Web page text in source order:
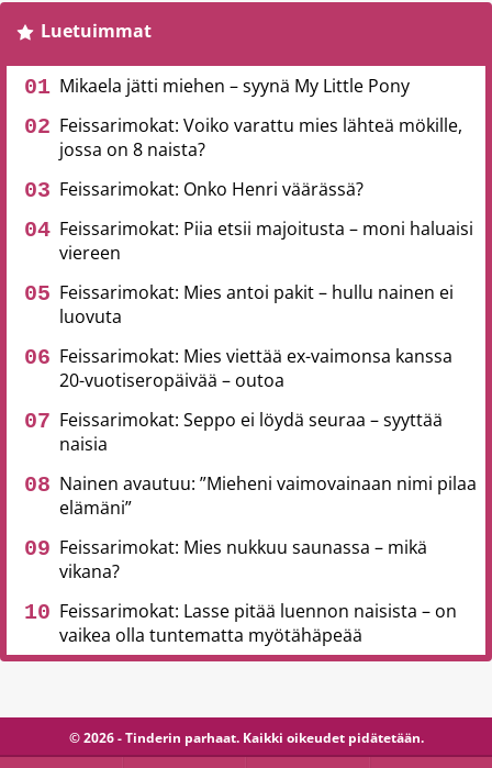
Luetuimmat
Mikaela jätti miehen – syynä My Little Pony
Feissarimokat: Voiko varattu mies lähteä mökille,
jossa on 8 naista?
Feissarimokat: Onko Henri väärässä?
Feissarimokat: Piia etsii majoitusta – moni haluaisi
viereen
Feissarimokat: Mies antoi pakit – hullu nainen ei
luovuta
Feissarimokat: Mies viettää ex-vaimonsa kanssa
20-vuotiseropäivää – outoa
Feissarimokat: Seppo ei löydä seuraa – syyttää
naisia
Nainen avautuu: ”Mieheni vaimovainaan nimi pilaa
elämäni”
Feissarimokat: Mies nukkuu saunassa – mikä
vikana?
Feissarimokat: Lasse pitää luennon naisista – on
vaikea olla tuntematta myötähäpeää
© 2026 - Tinderin parhaat. Kaikki oikeudet pidätetään.